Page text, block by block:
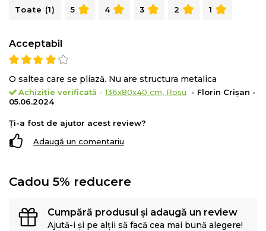
Toate (1) 5 4 3 2 1
Acceptabil
O saltea care se pliază. Nu are structura metalica
Achiziție verificată -136x80x40 cm, Rosu
- Florin Crișan -
05.06.2024
Ți-a fost de ajutor acest review?
Adaugă un comentariu
Cadou 5% reducere
Cumpără produsul și adaugă un review
Ajută-i și pe alții să facă cea mai bună alegere!